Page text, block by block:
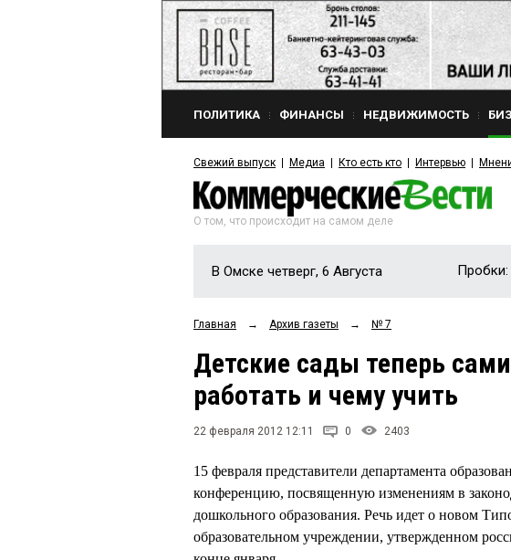
ПОЛИТИКА ФИНАНСЫ НЕДВИЖИМОСТЬ
Свежий выпуск Медиа Кто есть кто Интервью
О том, что происходит на самом деле
В Омске четверг, 6 Августа Пробки:
Главная → Архив газеты → № 7
Детские сады теперь
работать и чему учить
22 февраля 2012 12:11 0 2403
15 февраля представители департамента
конференцию, посвященную изменениям в
дошкольного образования. Речь идет о новом
образовательном учреждении, утвержденном